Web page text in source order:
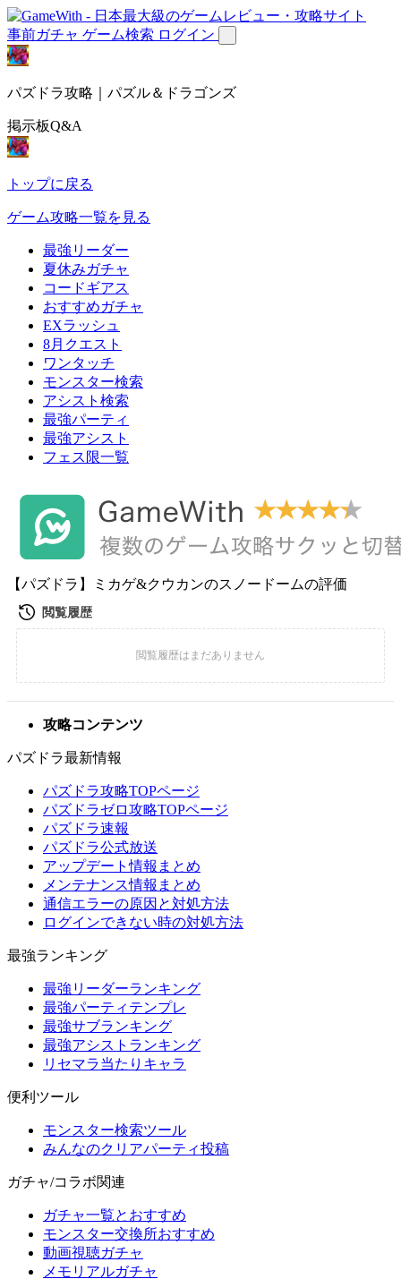
事前ガチャ ゲーム検索 ログイン
パズドラ攻略｜パズル＆ドラゴンズ
掲示板Q&A
トップに戻る
ゲーム攻略一覧を見る
最強リーダー
夏休みガチャ
コードギアス
おすすめガチャ
EXラッシュ
8月クエスト
ワンタッチ
モンスター検索
アシスト検索
最強パーティ
最強アシスト
フェス限一覧
【パズドラ】ミカゲ&クウカンのスノードームの評価
攻略コンテンツ
パズドラ最新情報
パズドラ攻略TOPページ
パズドラゼロ攻略TOPページ
パズドラ速報
パズドラ公式放送
アップデート情報まとめ
メンテナンス情報まとめ
通信エラーの原因と対処方法
ログインできない時の対処方法
最強ランキング
最強リーダーランキング
最強パーティテンプレ
最強サブランキング
最強アシストランキング
リセマラ当たりキャラ
便利ツール
モンスター検索ツール
みんなのクリアパーティ投稿
ガチャ/コラボ関連
ガチャ一覧とおすすめ
モンスター交換所おすすめ
動画視聴ガチャ
メモリアルガチャ